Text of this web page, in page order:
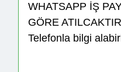
WHATSAPP İŞ
GÖRE ATILCAKTIR
Telefonla bilgi